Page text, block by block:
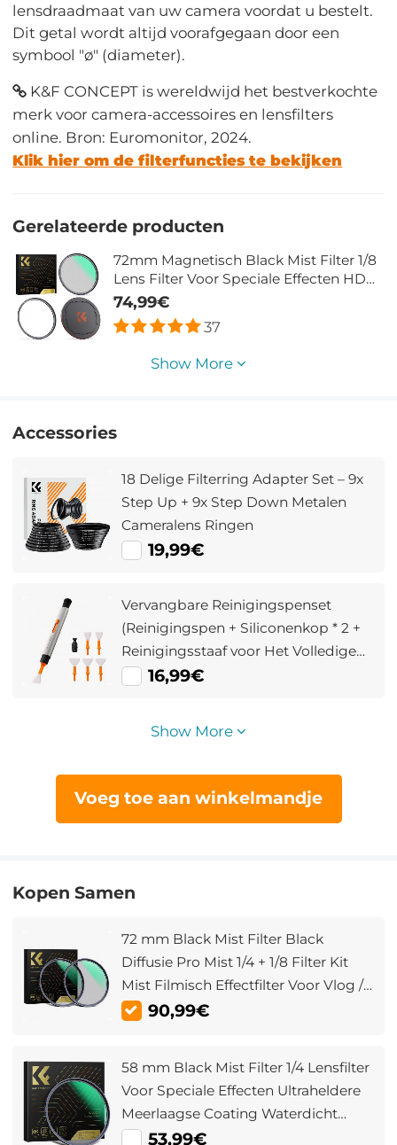
lensdraadmaat van uw camera voordat u bestelt.
Dit getal wordt altijd voorafgegaan door een
symbool "ø" (diameter).
K&F CONCEPT is wereldwijd het bestverkochte
merk voor camera-accessoires en lensfilters
online. Bron: Euromonitor, 2024.
Klik hier om de filterfuncties te bekijken
Gerelateerde producten
72mm Magnetisch Black Mist Filter 1/8
Lens Filter Voor Speciale Effecten HD
Meerlaags Gecoat Waterdicht /
Krasbestendig / Antireflectie Nano Xcel
Serie
74,99€
37
Show More
Accessories
18 Delige Filterring Adapter Set – 9x
Step Up + 9x Step Down Metalen
Cameralens Ringen
19,99€
Vervangbare Reinigingspenset
(Reinigingspen + Siliconenkop * 2 +
Reinigingsstaaf voor Het Volledige
Frame * 6)
16,99€
Show More
Voeg toe aan winkelmandje
Kopen Samen
72 mm Black Mist Filter Black
Diffusie Pro Mist 1/4 + 1/8 Filter Kit
Mist Filmisch Effectfilter Voor Vlog /
Video / Portretbeeld Met 28
90,99€
58 mm Black Mist Filter 1/4 Lensfilter
Voor Speciale Effecten Ultraheldere
Meerlaagse Coating Waterdicht
Krasbestendig En Antireflecterend
53,99€